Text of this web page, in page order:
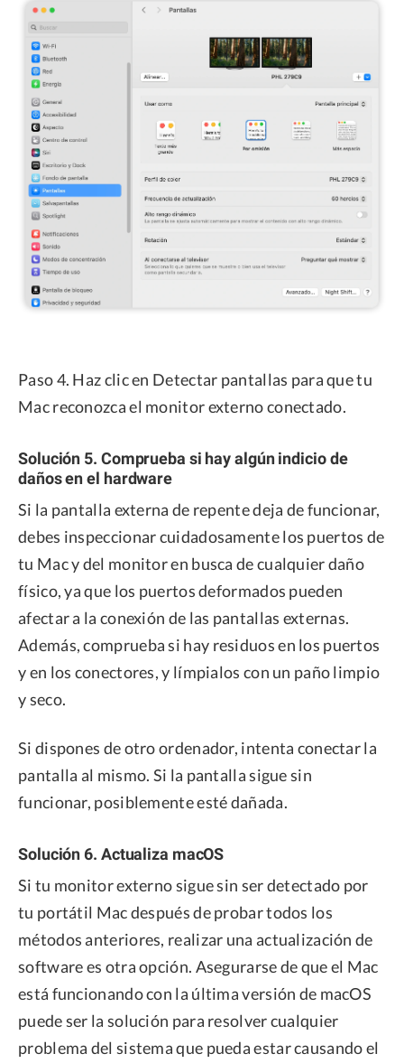
Paso 4. Haz clic en Detectar pantallas para que tu
Mac reconozca el monitor externo conectado.
Solución 5. Comprueba si hay algún indicio de
daños en el hardware
Si la pantalla externa de repente deja de funcionar,
debes inspeccionar cuidadosamente los puertos de
tu Mac y del monitor en busca de cualquier daño
físico, ya que los puertos deformados pueden
afectar a la conexión de las pantallas externas.
Además, comprueba si hay residuos en los puertos
y en los conectores, y límpialos con un paño limpio
y seco.
Si dispones de otro ordenador, intenta conectar la
pantalla al mismo. Si la pantalla sigue sin
funcionar, posiblemente esté dañada.
Solución 6. Actualiza macOS
Si tu monitor externo sigue sin ser detectado por
tu portátil Mac después de probar todos los
métodos anteriores, realizar una actualización de
software es otra opción. Asegurarse de que el Mac
está funcionando con la última versión de macOS
puede ser la solución para resolver cualquier
problema del sistema que pueda estar causando el